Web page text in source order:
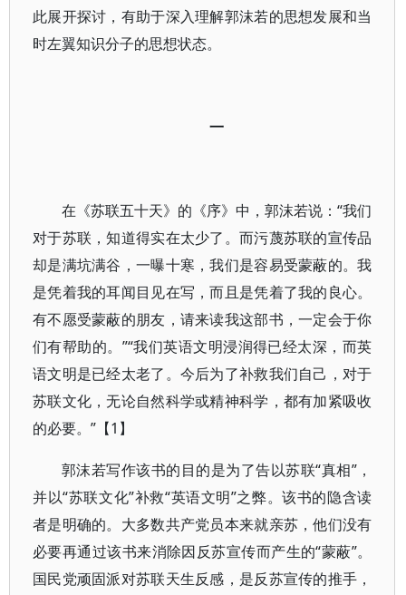
此展开探讨，有助于深入理解郭沫若的思想发展和当
时左翼知识分子的思想状态。
一
在《苏联五十天》的《序》中，郭沫若说：“我们
对于苏联，知道得实在太少了。而污蔑苏联的宣传品
却是满坑满谷，一曝十寒，我们是容易受蒙蔽的。我
是凭着我的耳闻目见在写，而且是凭着了我的良心。
有不愿受蒙蔽的朋友，请来读我这部书，一定会于你
们有帮助的。”“我们英语文明浸润得已经太深，而英
语文明是已经太老了。今后为了补救我们自己，对于
苏联文化，无论自然科学或精神科学，都有加紧吸收
的必要。”【1】
郭沫若写作该书的目的是为了告以苏联“真相”，
并以“苏联文化”补救“英语文明”之弊。该书的隐含读
者是明确的。大多数共产党员本来就亲苏，他们没有
必要再通过该书来消除因反苏宣传而产生的“蒙蔽”。
国民党顽固派对苏联天生反感，是反苏宣传的推手，